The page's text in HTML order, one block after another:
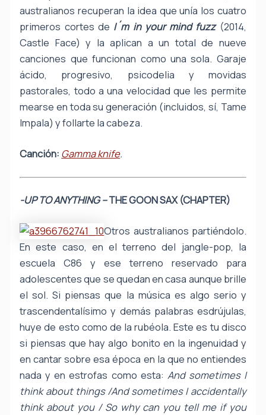
australianos recuperan la idea que unía los cuatro
primeros cortes de I´m in your mind fuzz (2014,
Castle Face) y la aplican a un total de nueve
canciones que funcionan como una sola. Garaje
ácido, progresivo, psicodelia y movidas
pastorales, todo a una velocidad que les permite
mearse en toda su generación (incluidos, sí, Tame
Impala) y follarte la cabeza.
Canción: Gamma knife.
-UP TO ANYTHING –THE GOON SAX (CHAPTER)
Otros australianos partiéndolo.
En este caso, en el terreno del jangle-pop, la
escuela C86 y ese terreno reservado para
adolescentes que se quedan en casa aunque brille
el sol. Si piensas que la música es algo serio y
trascendentalísimo y demás palabras esdrújulas,
huye de esto como de la rubéola. Este es tu disco
si piensas que hay algo bonito en la ingenuidad y
en cantar sobre esa época en la que no entiendes
nada y en estrofas como esta: And sometimes I
think about things /And sometimes I accidentally
think about you / So why can you tell me if you